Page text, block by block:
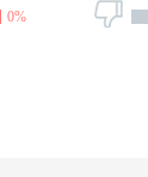
0%